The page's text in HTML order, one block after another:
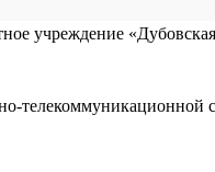
учреждение «Дубовская
телекоммуникационной